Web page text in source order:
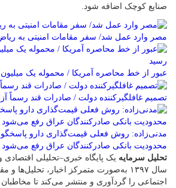
صنایع کوچک اضافه شود.
مصر وارد عمل شد/ سفر مقامات امنیتی به ریاض
عبور از خط محاصره آمریکا / محموله یک میلیون
تصمیم غافلگیرکننده دولت / صادرات قند رسماً
مدنی‌زاده: روش فعلی قیمت‌گذاری دارو
محدودیت بانکی صادرکنندگان عراق رفع می‌شود
تحلیل سرمایه یک پایگاه خبری–تحلیلی
سال ۱۳۹۷ به‌صورت متمرکز اخبار، تحلیل‌ها
اجتماعی را گردآوری و منتشر می‌کند تا مخاطبان